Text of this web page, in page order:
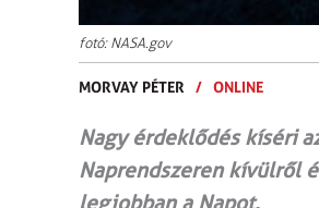
fotó: NASA.gov
MORVAY PÉTER / ONLINE
Nagy érdeklődés kíséri
Naprendszeren kívülről